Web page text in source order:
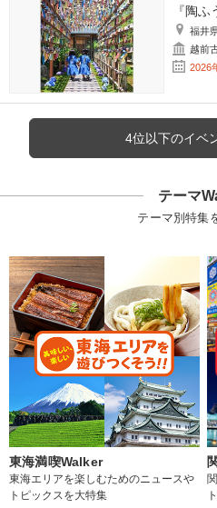
『陶
福井
越前
2026
4位以下のイベ
テーマ
テーマ別特集
東海満喫Walker
東海エリアを楽しむためのニュースや
トピックスを大特集